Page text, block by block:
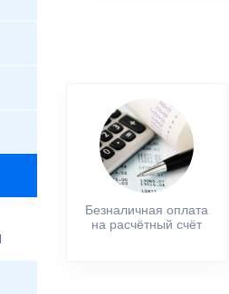
Безналичная оплата
на расчётный счёт